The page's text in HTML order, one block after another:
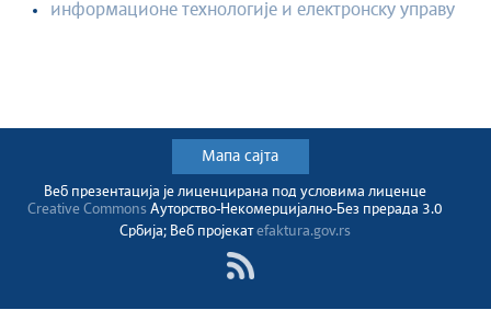
информационе технологије и електронску управу
Мапа сајта
Веб презентација jе лиценциранa под условима лиценце
Creative CommonsАуторство-Некомерцијално-Без прерада 3.0
Србија; Веб пројекатefaktura.gov.rs